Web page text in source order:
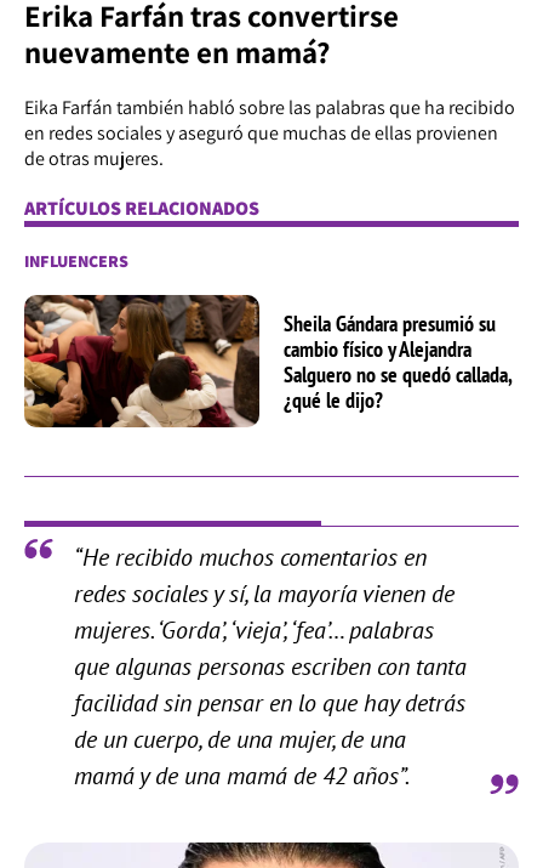
Erika Farfán tras convertirse
nuevamente en mamá?
Eika Farfán también habló sobre las palabras que ha recibido
en redes sociales y aseguró que muchas de ellas provienen
de otras mujeres.
ARTÍCULOS RELACIONADOS
INFLUENCERS
Sheila Gándara presumió su
cambio físico y Alejandra
Salguero no se quedó callada,
¿qué le dijo?
“He recibido muchos comentarios en
redes sociales y sí, la mayoría vienen de
mujeres. ‘Gorda’, ‘vieja’, ‘fea’… palabras
que algunas personas escriben con tanta
facilidad sin pensar en lo que hay detrás
de un cuerpo, de una mujer, de una
mamá y de una mamá de 42 años”.